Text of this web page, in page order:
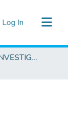
Log In (current)
TRABAJOS DE INVESTIGACIÓN